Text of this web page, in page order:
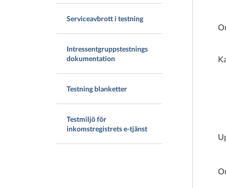
Serviceavbrott i testning
Intressentgruppstestnings
dokumentation
Testning blanketter
Testmiljö för
inkomstregistrets e-tjänst